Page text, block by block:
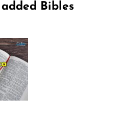
Bibles